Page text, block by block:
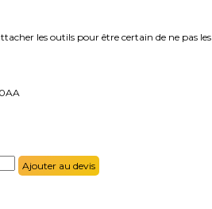
les outils pour être certain de ne pas les
Ajouter au devis